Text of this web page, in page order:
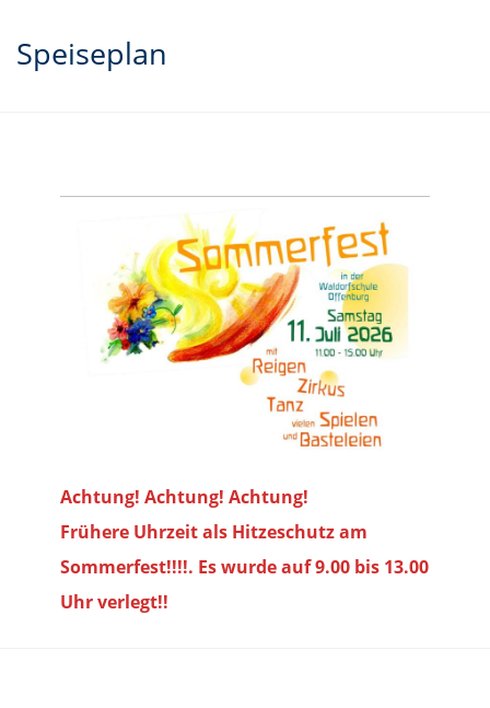
Speiseplan
Achtung! Achtung! Achtung!
Frühere Uhrzeit als Hitzeschutz am
Sommerfest!!!!. Es wurde auf 9.00 bis 13.00
Uhr verlegt!!